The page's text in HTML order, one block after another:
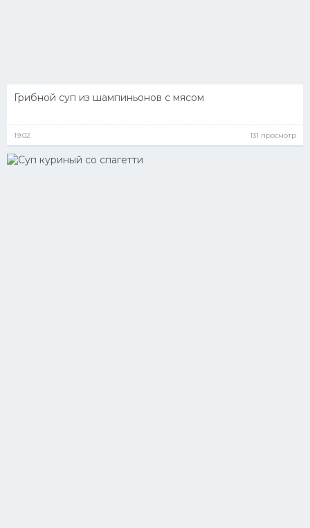
Грибной суп из шампиньонов с мясом
19.02 131 просмотр